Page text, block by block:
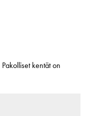
Pakolliset kentät on